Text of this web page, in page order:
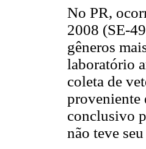
No PR,
2008 (SE-
gêneros
laboratório
coleta de
proveniente
conclusivo
não teve